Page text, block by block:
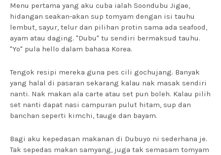
Menu pertama yang aku cuba ialah Soondubu Jigae,
hidangan seakan-akan sup tomyam dengan isi tauhu
lembut, sayur, telur dan pilihan protin sama ada seafood,
ayam atau daging. "Dubu" tu sendiri bermaksud tauhu.
"Yo" pula hello dalam bahasa Korea.
Tengok resipi mereka guna pes cili gochujang. Banyak
yang halal di pasaran sekarang kalau nak masak sendiri
nanti. Nak makan ala carte atau set pun boleh. Kalau pilih
set nanti dapat nasi campuran pulut hitam, sup dan
banchan seperti kimchi, tauge dan bayam.
Bagi aku kepedasan makanan di Dubuyo ni sederhana je.
Tak sepedas makan samyang, juga tak semasam tomyam